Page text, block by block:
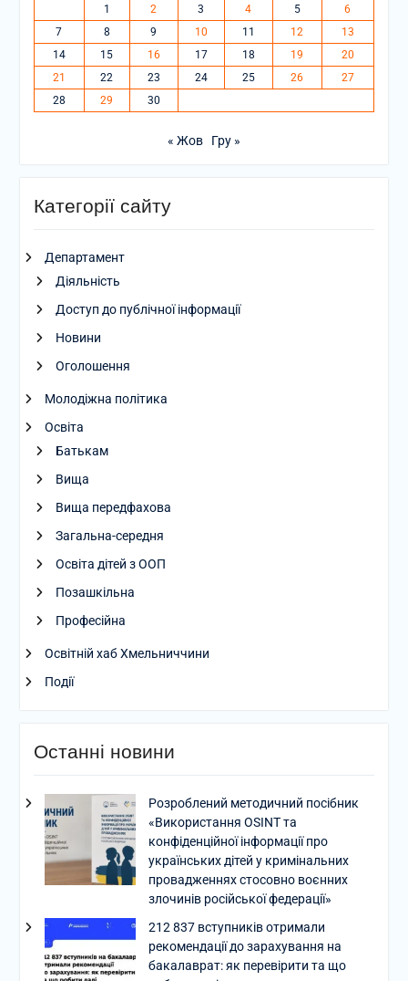
1
2 3 4 5
6
7
8 9 10 11 12
13
14
15 16 17 18 19
20
21
22 23 24 25 26
27
28
29 30
« Жов Гру »
Категорії сайту
Департамент
Діяльність
Доступ до публічної інформації
Новини
Оголошення
Молодіжна політика
Освіта
Батькам
Вища
Вища передфахова
Загальна-середня
Освіта дітей з ООП
Позашкільна
Професійна
Освітній хаб Хмельниччини
Події
Останні новини
Розроблений методичний посібник
«Використання OSINT та
конфіденційної інформації про
українських дітей у кримінальних
провадженнях стосовно воєнних
злочинів російської федерації»
212 837 вступників отримали
рекомендації до зарахування на
бакалаврат: як перевірити та що